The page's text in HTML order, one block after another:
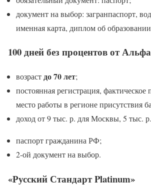
документ на выбор: загранпаспорт,
именная карта, диплом об
100 дней без процентов от
возрастдо 70 лет;
постоянная регистрация,
место работы в регионе присутствия
доход от 9 тыс. р. для Москвы, 5 тыс.
паспорт гражданина РФ;
2-ой документ на выбор.
«Русский Стандарт Platinum»